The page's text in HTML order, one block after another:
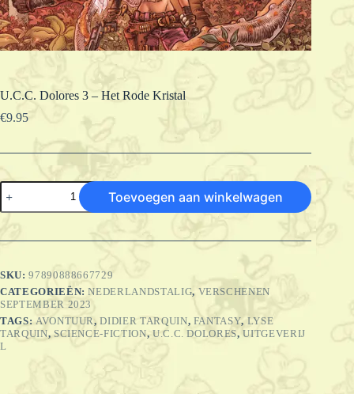
U.C.C. Dolores 3 – Het Rode Kristal
€9.95
U.C.C.
Dolores
3
-
Het
aantal
Toevoegen aan winkelwagen
SKU:97890888667729
CATEGORIEËN:NEDERLANDSTALIG, VERSCHENEN
SEPTEMBER 2023
TAGS: AVONTUUR,DIDIER TARQUIN, FANTASY, LYSE
TARQUIN, SCIENCE-FICTION, U.C.C. DOLORES,UITGEVERIJ
L